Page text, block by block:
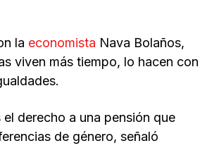
la economista Nava Bolaños,
viven más tiempo, lo hacen con
el derecho a una pensión que
de género, señaló